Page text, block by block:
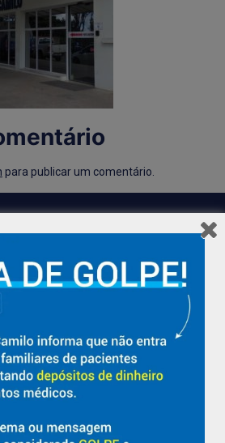
para publicar um comentário.
mais de 50 anos cuidando da saúde
e compromisso com a vida em